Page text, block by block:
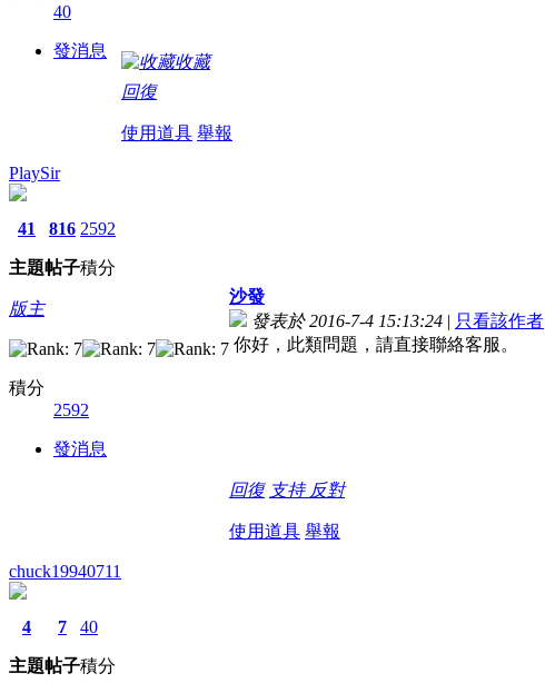
40
發消息
收藏
回復
使用道具 舉報
PlaySir
41
主題
816
帖子
2592
積分
版主
積分
2592
發消息
沙發
發表於 2016-7-4 15:13:24 | 只看該作者
你好，此類問題，請直接聯絡客服。
回復 支持 反對
使用道具 舉報
chuck19940711
4
主題
7
帖子
40
積分